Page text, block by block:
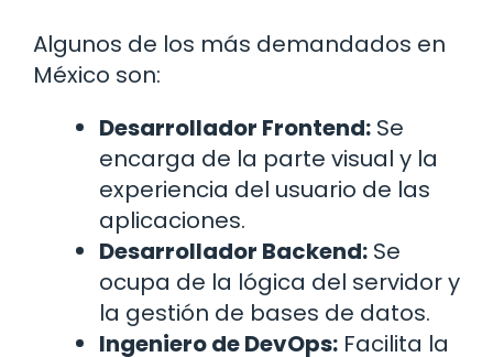
Algunos de los más demandados en
México son:
Desarrollador Frontend: Se
encarga de la parte visual y la
experiencia del usuario de las
aplicaciones.
Desarrollador Backend: Se
ocupa de la lógica del servidor y
la gestión de bases de datos.
Ingeniero de DevOps: Facilita la